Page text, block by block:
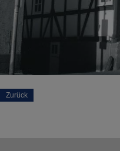
Zurück